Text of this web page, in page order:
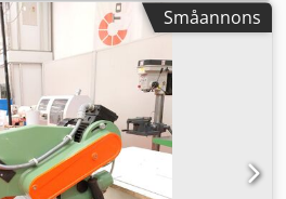
Småannons